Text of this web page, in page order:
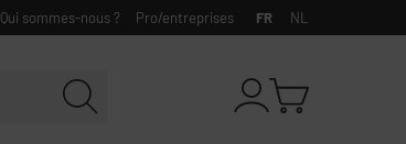
Qui sommes-nous ? Pro/entreprises FR NL